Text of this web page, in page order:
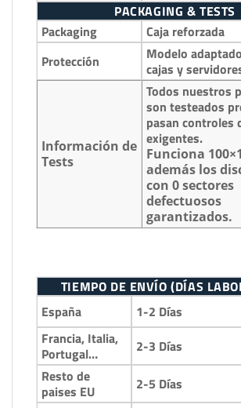
PACKAGING & TESTS
Packaging
Caja reforzada
Protección
Modelo
cajas y
Información de
Tests
Todos nuestros
son testeados
pasan controles
exigentes.
Funciona
además los
con 0 sectores
defectuosos
garantizados.
TIEMPO DE ENVÍO (DÍAS
España
1-2 Días
Francia, Italia,
Portugal…
2-3 Días
Resto de
paises EU
2-5 Días